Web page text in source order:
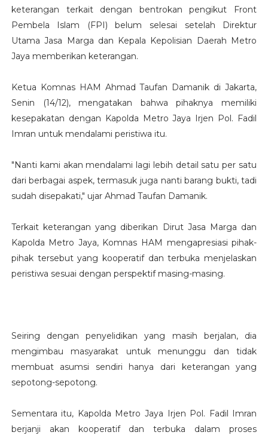
keterangan terkait dengan bentrokan pengikut Front
Pembela Islam (FPI) belum selesai setelah Direktur
Utama Jasa Marga dan Kepala Kepolisian Daerah Metro
Jaya memberikan keterangan.
Ketua Komnas HAM Ahmad Taufan Damanik di Jakarta,
Senin (14/12), mengatakan bahwa pihaknya memiliki
kesepakatan dengan Kapolda Metro Jaya Irjen Pol. Fadil
Imran untuk mendalami peristiwa itu.
"Nanti kami akan mendalami lagi lebih detail satu per satu
dari berbagai aspek, termasuk juga nanti barang bukti, tadi
sudah disepakati," ujar Ahmad Taufan Damanik.
Terkait keterangan yang diberikan Dirut Jasa Marga dan
Kapolda Metro Jaya, Komnas HAM mengapresiasi pihak-
pihak tersebut yang kooperatif dan terbuka menjelaskan
peristiwa sesuai dengan perspektif masing-masing.
Seiring dengan penyelidikan yang masih berjalan, dia
mengimbau masyarakat untuk menunggu dan tidak
membuat asumsi sendiri hanya dari keterangan yang
sepotong-sepotong.
Sementara itu, Kapolda Metro Jaya Irjen Pol. Fadil Imran
berjanji akan kooperatif dan terbuka dalam proses